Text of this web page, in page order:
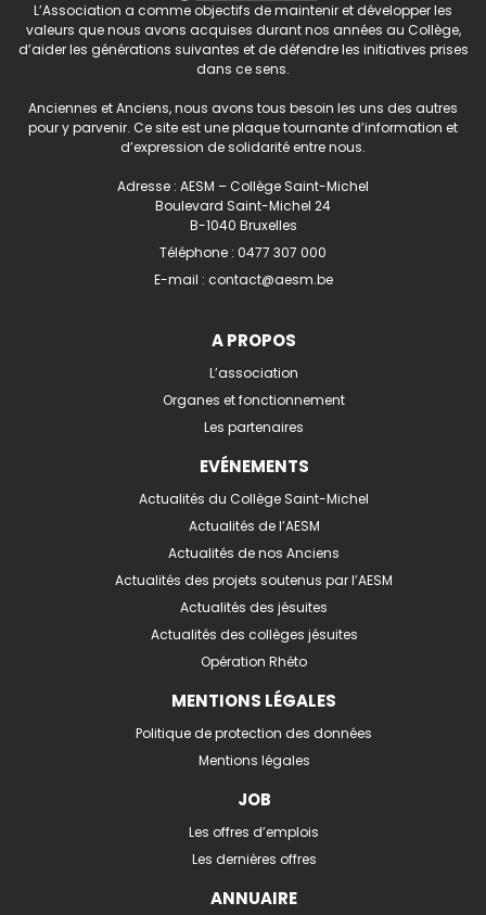
L’Association a comme objectifs de maintenir et développer les
valeurs que nous avons acquises durant nos années au Collège,
d’aider les générations suivantes et de défendre les initiatives prises
dans ce sens.
Anciennes et Anciens, nous avons tous besoin les uns des autres
pour y parvenir. Ce site est une plaque tournante d’information et
d’expression de solidarité entre nous.
Adresse : AESM – Collège Saint-Michel
Boulevard Saint-Michel 24
B-1040 Bruxelles
Téléphone : 0477 307 000
E-mail : contact@aesm.be
A PROPOS
L’association
Organes et fonctionnement
Les partenaires
EVÉNEMENTS
Actualités du Collège Saint-Michel
Actualités de l’AESM
Actualités de nos Anciens
Actualités des projets soutenus par l’AESM
Actualités des jésuites
Actualités des collèges jésuites
Opération Rhéto
MENTIONS LÉGALES
Politique de protection des données
Mentions légales
JOB
Les offres d’emplois
Les dernières offres
ANNUAIRE